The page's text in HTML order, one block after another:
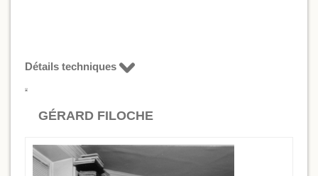
Détails techniques
GÉRARD FILOCHE